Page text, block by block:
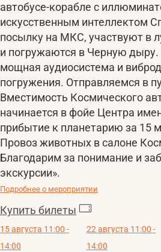
автобусе-корабле с
искусственным интеллектом
посылку на МКС, участвуют в
и погружаются в Черную
мощная аудиосистема и
погружения. Отправляемся в
Вместимость Космического
начинается в фойе Центра
прибытие к планетарию за 15
Провоз животных в салоне
Благодарим за понимание и
экскурсии».
Подробнее о мероприятии
Купить билеты
15 августа 11:00 -
14:00
22 августа 11:00 -
14:00